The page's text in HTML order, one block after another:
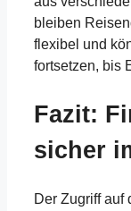
bleiben
flexibel und
fortsetzen, bis
Fazit:
sicher
Der Zugriff auf